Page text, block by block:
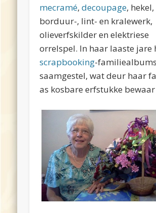
mecramé,decoupage,
borduur-, lint- en kralewerk,
olieverfskilder en elektriese
orrelspel. In haar laaste jare
scrapbooking-familiealbums
saamgestel, wat deur haar
as kosbare erfstukke